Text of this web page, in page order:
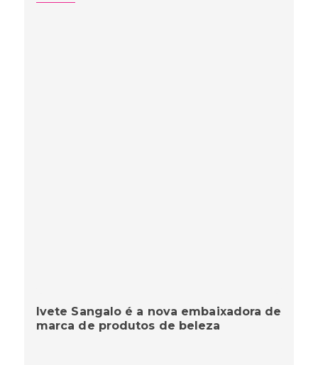
Ivete Sangalo é a nova embaixadora de
marca de produtos de beleza